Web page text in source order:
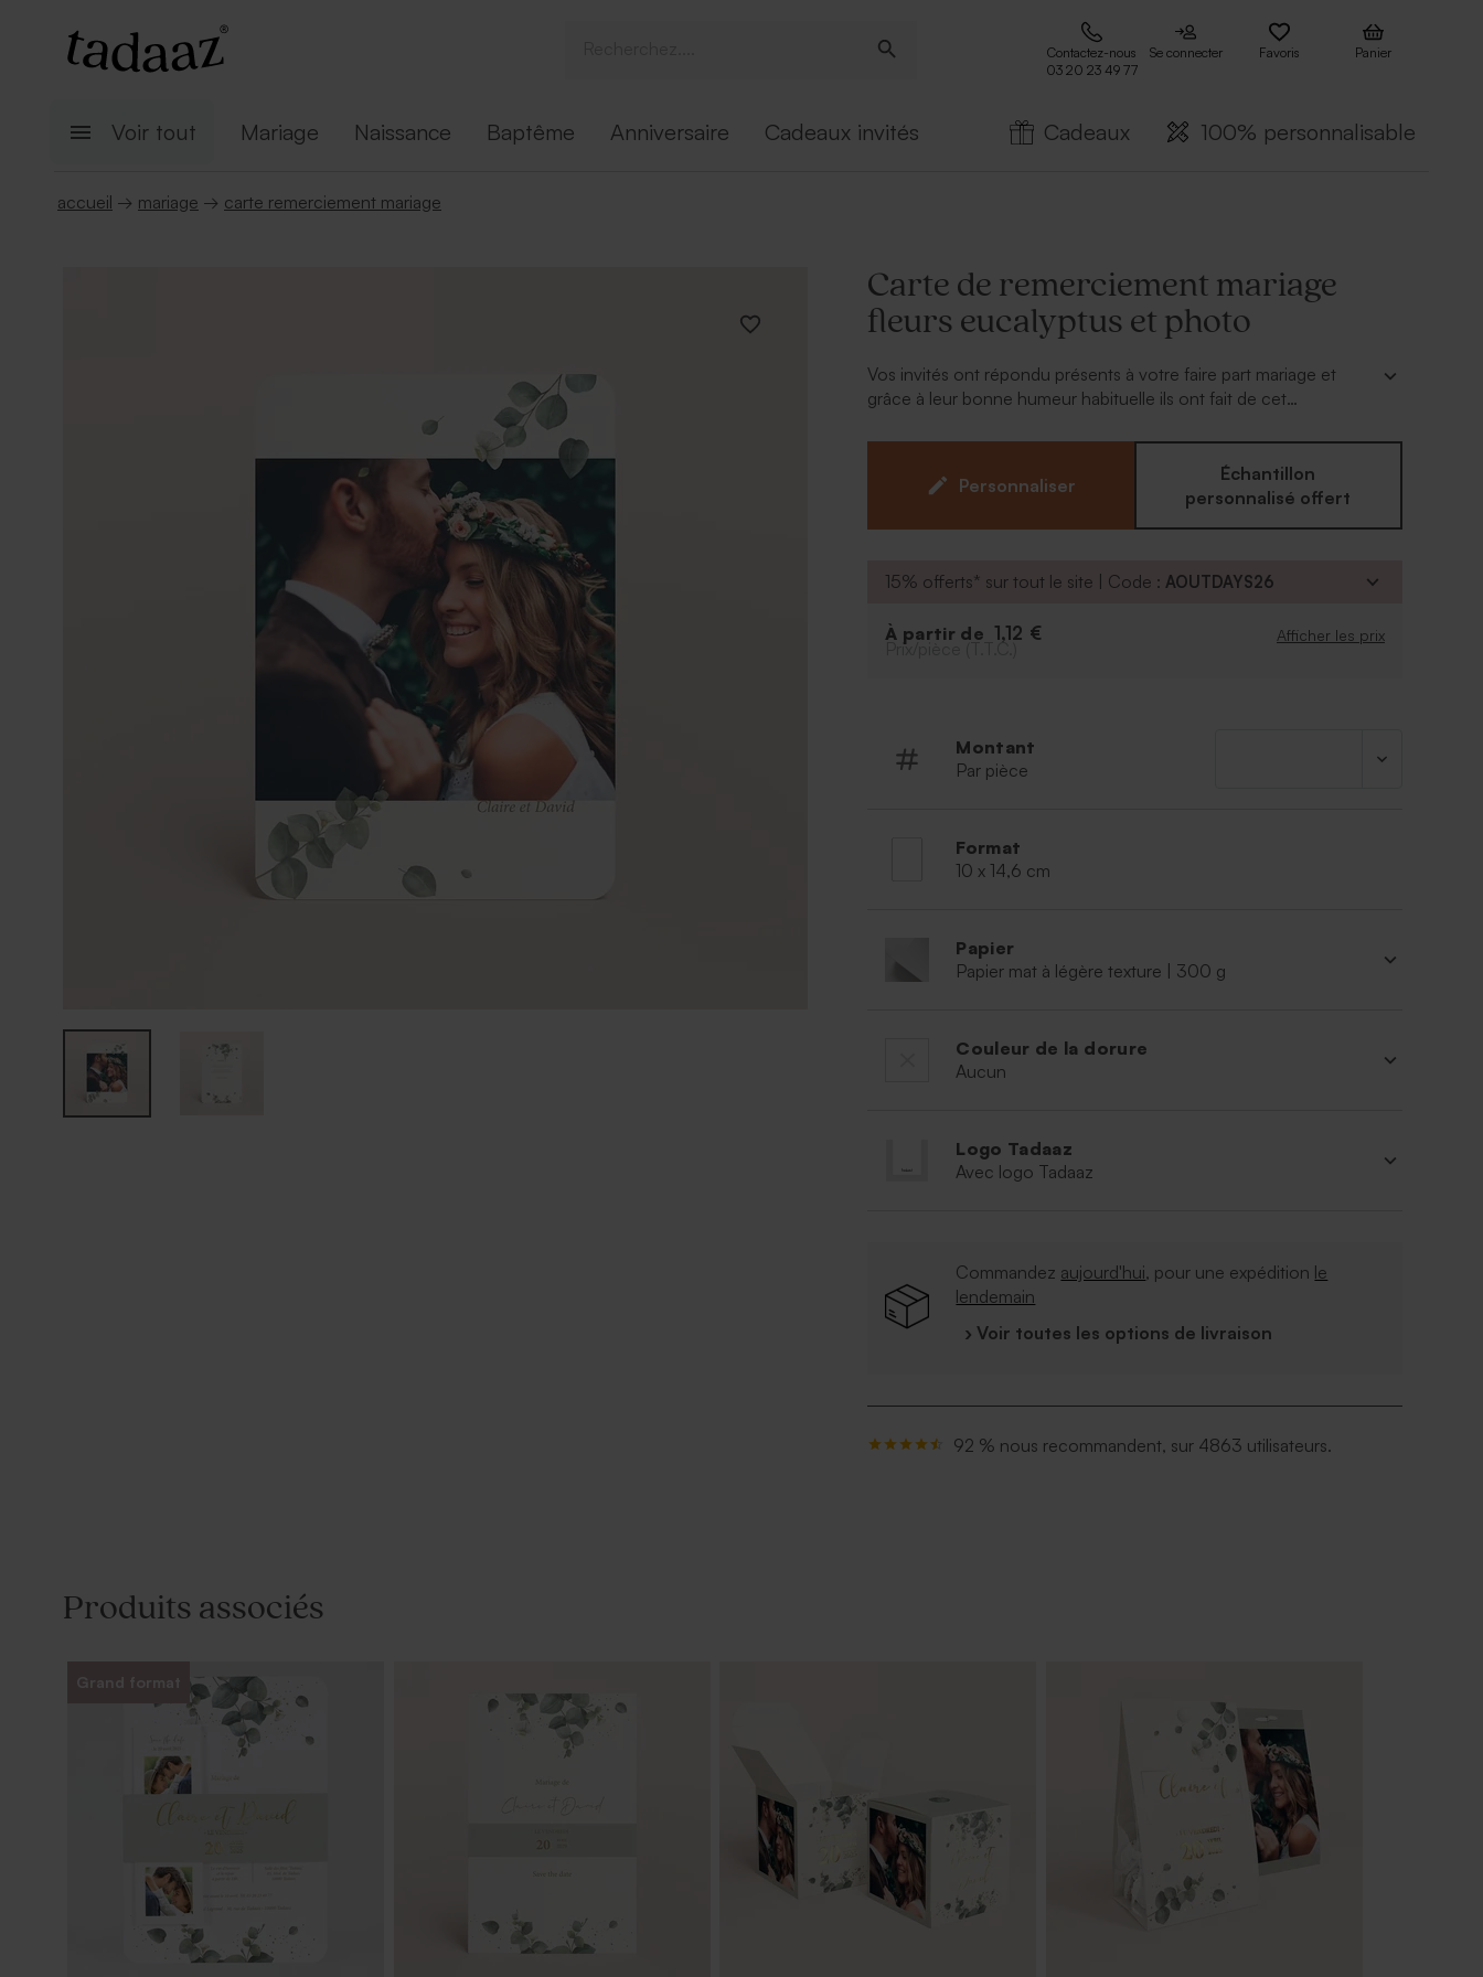
Contactez-nous
03 20 23 49 77
Se connecter Favoris Panier
Voir tout Mariage Naissance Baptême Anniversaire Cadeaux invités Cadeaux 100% personnalisable
accueil → mariage → carte remerciement mariage
Carte de remerciement mariage
fleurs eucalyptus et photo
Vos invités ont répondu présents à votre faire part mariage et
grâce à leur bonne humeur habituelle ils ont fait de cet
union, cettecarte de remerciement mariage fleurs
eucalyptus et photo
romantique sera juste parfaite. Votre plus
beau cliché de jeunes mariés sera mis à l'honneur par le design de
Personnaliser
Échantillon
personnalisé offert
15% offerts* sur tout le site | Code :AOUTDAYS26
À partir de 1,12 € Afficher les prix
Prix/pièce (T.T.C.)
Montant
Par pièce
Format
10 x 14,6 cm
Papier
Papier mat à légère texture | 300 g
Couleur de la dorure
Aucun
Logo Tadaaz
Avec logo Tadaaz
Commandez aujourd'hui, pour une expédition le
lendemain
› Voir toutes les options de livraison
92 % nous recommandent, sur 4863 utilisateurs.
Produits associés
Grand format